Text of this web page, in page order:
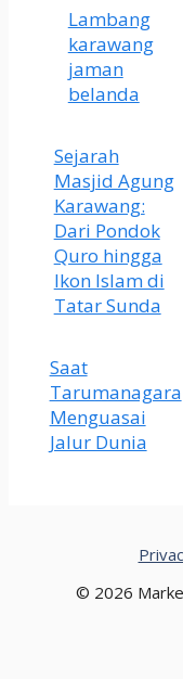
Lambang
karawang
jaman
belanda
Sejarah
Masjid Agung
Karawang:
Dari Pondok
Quro hingga
Ikon Islam di
Tatar Sunda
Saat
Tarumanagara
Menguasai
Jalur Dunia
© 2026